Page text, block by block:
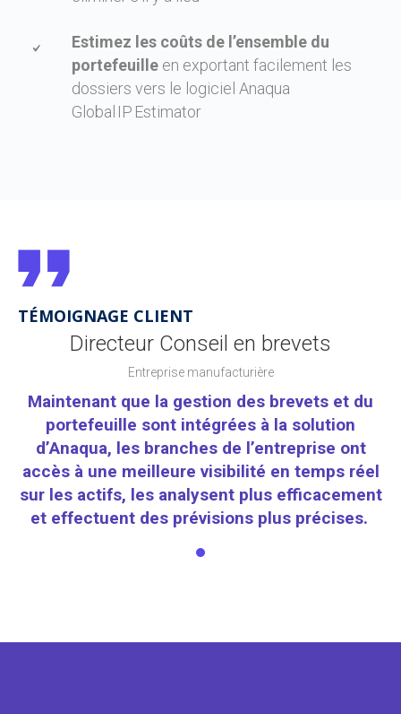
Estimez les coûts de l’ensemble du
portefeuille en exportant facilement les
dossiers vers le logiciel Anaqua
Global IP Estimator
TÉMOIGNAGE CLIENT
Directeur Conseil en brevets
Entreprise manufacturière
Maintenant que la gestion des brevets et du
portefeuille sont intégrées à la solution
d’Anaqua, les branches de l’entreprise ont
accès à une meilleure visibilité en temps réel
sur les actifs, les analysent plus efficacement
et effectuent des prévisions plus précises.